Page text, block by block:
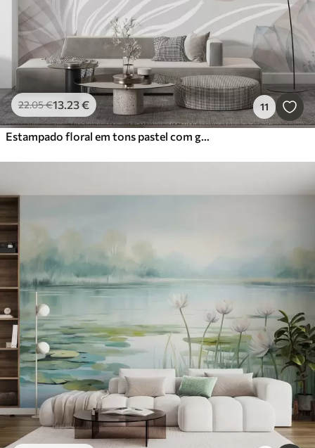
22.05€13.23€ 11
Estampado floral em tons pastel com grandes flores e folhas abstractas transparentes em tons de cinzento, rosa e verde